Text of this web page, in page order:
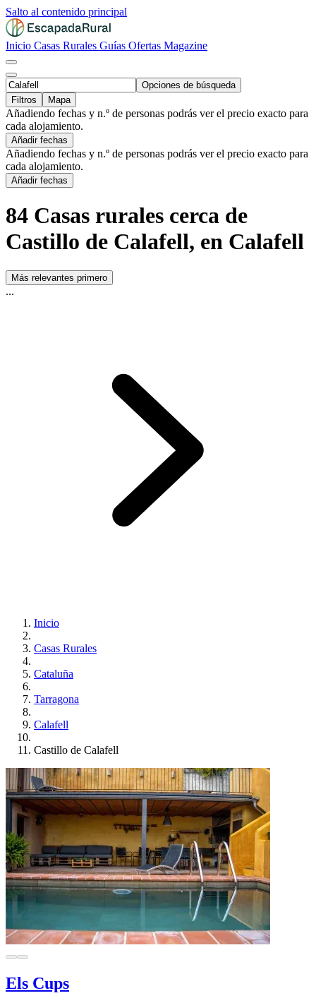
Salto al contenido principal
Inicio Casas Rurales Guías Ofertas Magazine
Opciones de búsqueda
Filtros
Mapa
Añadiendo fechas y n.º de personas podrás ver el precio exacto para
cada alojamiento.
Añadir fechas
Añadiendo fechas y n.º de personas podrás ver el precio exacto para
cada alojamiento.
Añadir fechas
84 Casas rurales cerca de
Castillo de Calafell, en Calafell
Más relevantes primero
...
Inicio
Casas Rurales
Cataluña
Tarragona
Calafell
Castillo de Calafell
Els Cups